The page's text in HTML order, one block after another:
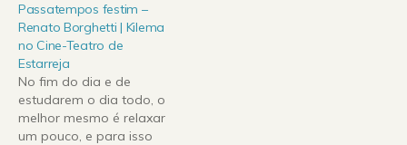
de vaqueiro, Renato toca
como um possuído, o que
causa ainda maior
impressão a quem
conhece as…
Passatempos festim –
Renato Borghetti | Kilema
no Cine-Teatro de
Estarreja
No fim do dia e de
estudarem o dia todo, o
melhor mesmo é relaxar
um pouco, e para isso